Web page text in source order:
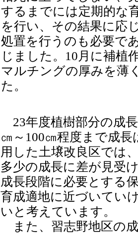
するまでには定期的な
を行い、その結果に応
処置を行うのも必要で
じました。10月に補植
マルチングの厚みを薄
た。
23年度植樹部分の成
㎝～100㎝程度まで成
用した土壌改良区では
多少の成長に差が見受
成長段階に必要とする
育成適地に近づいてい
いと考えています。
また、習志野地区の